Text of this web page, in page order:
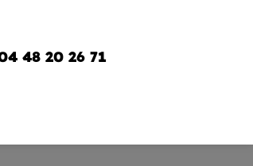
48 20 26 71